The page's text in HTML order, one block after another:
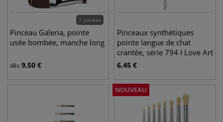
7 pointes
Pinceau Galeria, pointe
usée bombée, manche long
dès 9,50 €
Pinceaux synthétiques
pointe langue de chat
crantée, série 794 I Love Art
6,45 €
NOUVEAU